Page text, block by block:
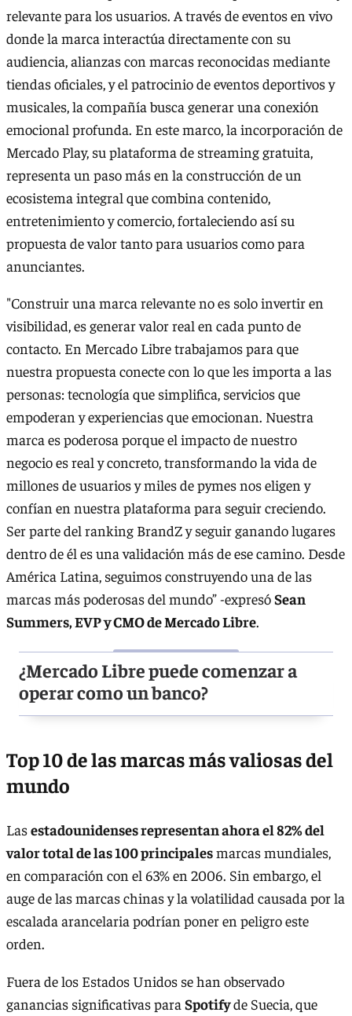
relevante para los usuarios. A través de eventos en vivo
donde la marca interactúa directamente con su
audiencia, alianzas con marcas reconocidas mediante
tiendas oficiales, y el patrocinio de eventos deportivos y
musicales, la compañía busca generar una conexión
emocional profunda. En este marco, la incorporación de
Mercado Play, su plataforma de streaming gratuita,
representa un paso más en la construcción de un
ecosistema integral que combina contenido,
entretenimiento y comercio, fortaleciendo así su
propuesta de valor tanto para usuarios como para
anunciantes.
"Construir una marca relevante no es solo invertir en
visibilidad, es generar valor real en cada punto de
contacto. En Mercado Libre trabajamos para que
nuestra propuesta conecte con lo que les importa a las
personas: tecnología que simplifica, servicios que
empoderan y experiencias que emocionan. Nuestra
marca es poderosa porque el impacto de nuestro
negocio es real y concreto, transformando la vida de
millones de usuarios y miles de pymes nos eligen y
confían en nuestra plataforma para seguir creciendo.
Ser parte del ranking BrandZ y seguir ganando lugares
dentro de él es una validación más de ese camino. Desde
América Latina, seguimos construyendo una de las
marcas más poderosas del mundo” -expresóSean
Summers, EVP y CMO de Mercado Libre.
¿Mercado Libre puede comenzar a
operar como un banco?
Top 10 de las marcas más valiosas del
mundo
Lasestadounidenses representan ahora el 82% del
valor total de las 100 principalesmarcas mundiales,
en comparación con el 63% en 2006. Sin embargo, el
auge de las marcas chinas y la volatilidad causada por la
escalada arancelaria podrían poner en peligro este
orden.
Fuera de los Estados Unidos se han observado
ganancias significativas para Spotifyde Suecia, que